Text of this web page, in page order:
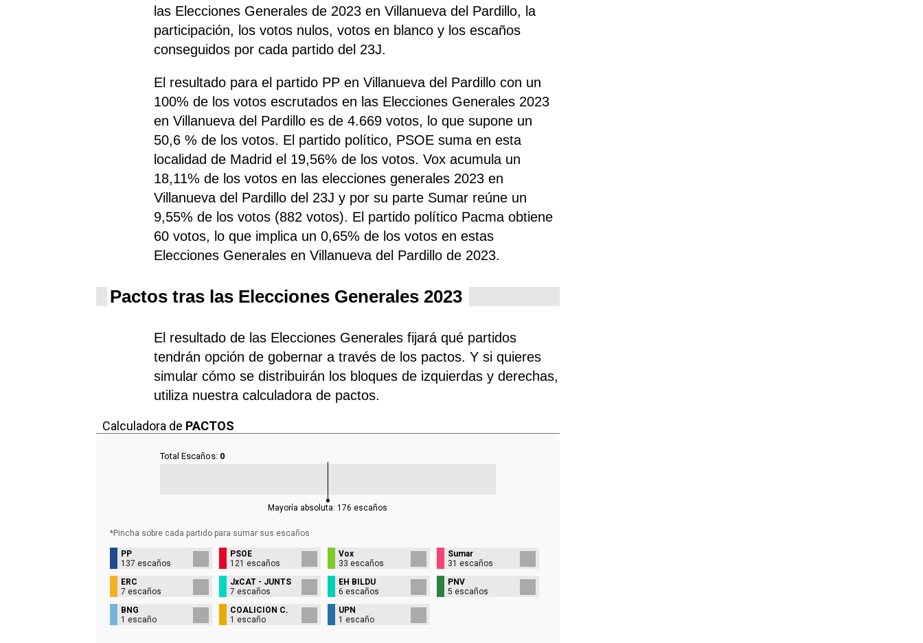
las Elecciones Generales de 2023 en Villanueva del Pardillo, la
participación, los votos nulos, votos en blanco y los escaños
conseguidos por cada partido del 23J.
El resultado para el partido PP en Villanueva del Pardillo con un
100% de los votos escrutados en las Elecciones Generales 2023
en Villanueva del Pardillo es de 4.669 votos, lo que supone un
50,6 % de los votos. El partido político, PSOEsuma en esta
localidad de Madrid el 19,56% de los votos. Vox acumula un
18,11% de los votos en las elecciones generales 2023 en
Villanueva del Pardillo del 23J y por su parte Sumar reúne un
9,55% de los votos (882 votos). El partido político Pacma obtiene
60 votos, lo que implica un 0,65% de los votos en estas
Elecciones Generales en Villanueva del Pardillo de 2023.
Pactos tras las Elecciones Generales 2023
El resultado de las Elecciones Generales fijará qué partidos
tendrán opción de gobernar a través de los pactos. Y si quieres
simular cómo se distribuirán los bloques de izquierdas y derechas,
utiliza nuestra calculadora de pactos.
Calculadora de PACTOS
Total Escaños: 0
Mayoría absoluta:176 escaños
*Pincha sobre cada partido para sumar sus escaños
PP
137 escaños
PSOE
121 escaños
Vox
33 escaños
Sumar
31 escaños
ERC
7 escaños
JxCAT - JUNTS
7 escaños
EH BILDU
6 escaños
PNV
5 escaños
BNG
1 escaño
COALICIÓN C.
1 escaño
UPN
1 escaño